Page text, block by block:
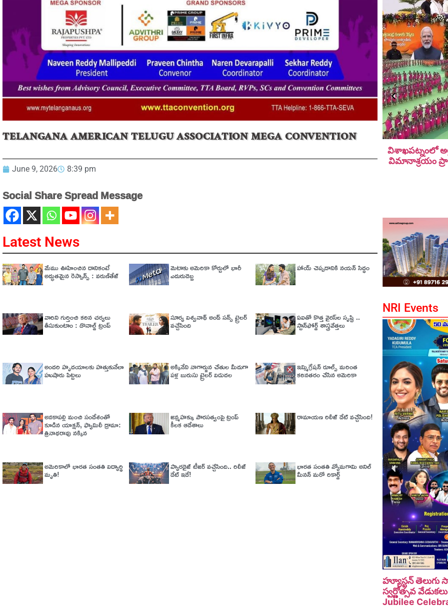
TELANGANA AMERICAN TELUGU ASSOCIATION MEGA CONVENTION
June 9, 2026 8:39 pm
Social Share Spread Message
Latest News
మేము ఊహించిన దానికంటే
అద్భుతమైన రెస్పాన్స్ : వరుణ్‌తేజ్‌
మెటాకు అమెరికా కోర్టులో భారీ
ఎదురుదెబ్బ
హాయ్ చెప్పడానికి నయన్ సిద్ధం
వారిని గుర్తించి కఠిన చర్యలు
తీసుకుంటాం : డొనాల్డ్ ట్రంప్
సూర్య విశ్వనాథ్ అండ్ సన్స్ ట్రైలర్
వచ్చేసింది
ఏఐతో కొత్త వైరస్‌ల సృష్టి ..
స్టాన్‌ఫోర్డ్‌ శాస్త్రవేత్తలు
అందరి హృదయాలకు హత్తుకునేలా
హుషారు పిట్టలు
అక్కినేని నాగార్జున చేతుల మీదుగా
పళ్ల బురుసు ట్రైలర్‌ విడుదల
ఇమ్మిగ్రేషన్‌ రూల్స్‌ మరింత
కఠినతరం చేసిన అమెరికా
అనకాపల్లి మంచి సందేశంతో
కూడిన యాక్షన్, ఫ్యామిలీ డ్రామా:
త్రినాథరావు నక్కిన
జన్మహక్కు పౌరసత్వంపై ట్రంప్
కీలక ఆదేశాలు
రామాయణ రిలీజ్ డేట్ వచ్చేసింది!
అమెరికాలో భార‌త సంత‌తి విద్యార్థి
మృతి!
ప్యారడైజ్‌ టీజర్‌ వచ్చేసింది.. రిలీజ్‌
డేట్‌ ఇదే!
భారత సంతతి వ్యోమగామి అనిల్‌
మీనన్‌ మరో రికార్డ్‌
విశాఖపట్నంలో
విమానాశ్ర‌యం
NRI Events
హ్యూస్టన్
స్వర్ణోత్సవ
Jubilee